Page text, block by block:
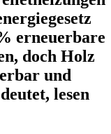
erneuerbare
doch Holz
und
lesen